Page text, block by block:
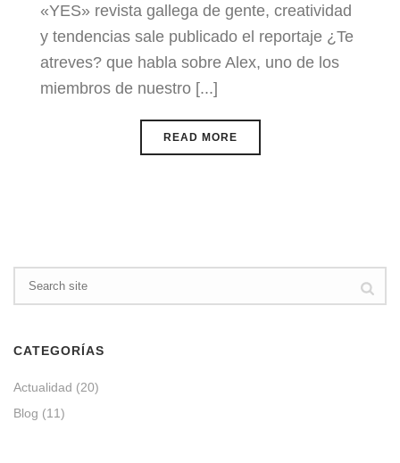
«YES» revista gallega de gente, creatividad
y tendencias sale publicado el reportaje ¿Te
atreves? que habla sobre Alex, uno de los
miembros de nuestro [...]
READ MORE
CATEGORÍAS
Actualidad (20)
Blog (11)